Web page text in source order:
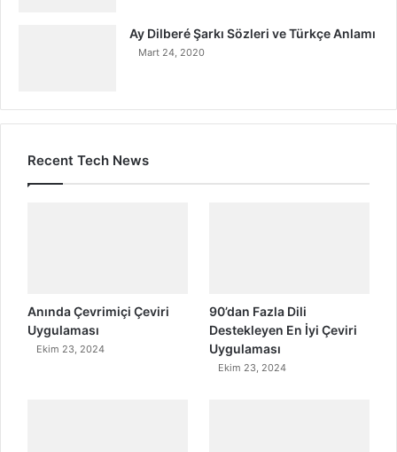
Ay Dilberé Şarkı Sözleri ve Türkçe Anlamı
Mart 24, 2020
Recent Tech News
Anında Çevrimiçi Çeviri
Uygulaması
Ekim 23, 2024
90’dan Fazla Dili
Destekleyen En İyi Çeviri
Uygulaması
Ekim 23, 2024